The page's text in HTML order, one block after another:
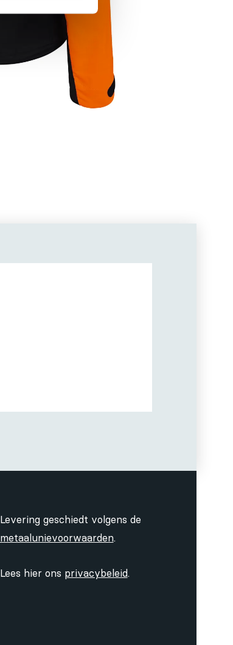
Levering geschiedt volgens de
metaalunievoorwaarden.
Lees hier ons privacybeleid.